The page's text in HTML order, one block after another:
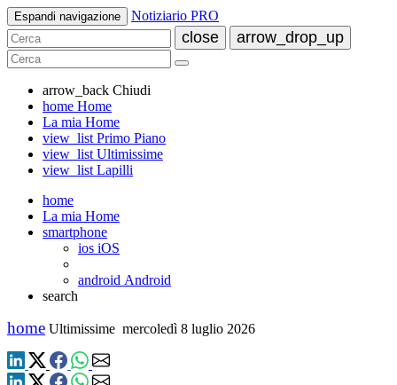
Espandi navigazione Notiziario PRO
close arrow_drop_up
arrow_back Chiudi
home Home
La mia Home
view_list Primo Piano
view_list Ultimissime
view_list Lapilli
home
La mia Home
smartphone
ios iOS
android Android
search
home Ultimissime mercoledì 8 luglio 2026